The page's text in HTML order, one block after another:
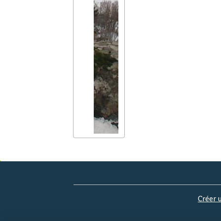
Créer